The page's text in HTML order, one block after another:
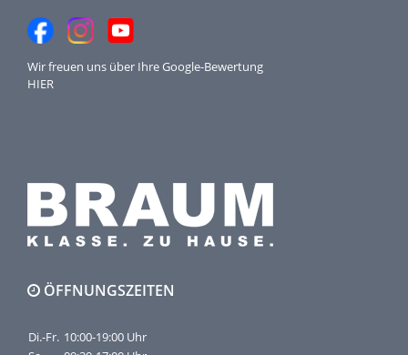
Wir freuen uns über IhreGoogle-Bewertung
HIER
ÖFFNUNGSZEITEN
Di.-Fr. 10:00-19:00 Uhr